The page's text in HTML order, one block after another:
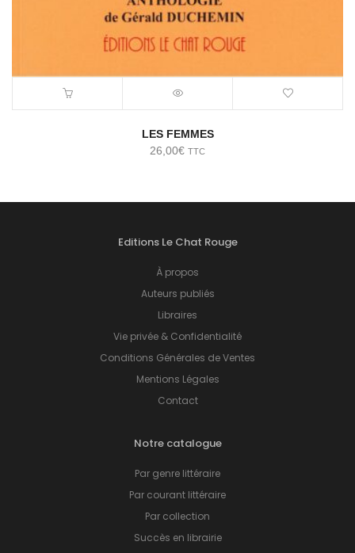
LES FEMMES
26,00€ TTC
Editions Le Chat Rouge
À propos
Auteurs publiés
Libraires
Vie privée & Confidentialité
Conditions Générales de Ventes
Mentions Légales
Contact
Notre catalogue
Par genre littéraire
Par courant littéraire
Par collection
Succès en librairie